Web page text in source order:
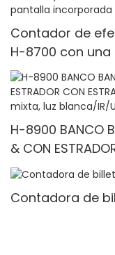
Contador de
H-8700 con
blanca IR/
"TFT pantalla TFT
H-8900 BANCO
& CON
Denominación
Contadora de